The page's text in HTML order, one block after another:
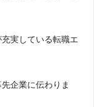
実している転職エ
企業に伝わりま